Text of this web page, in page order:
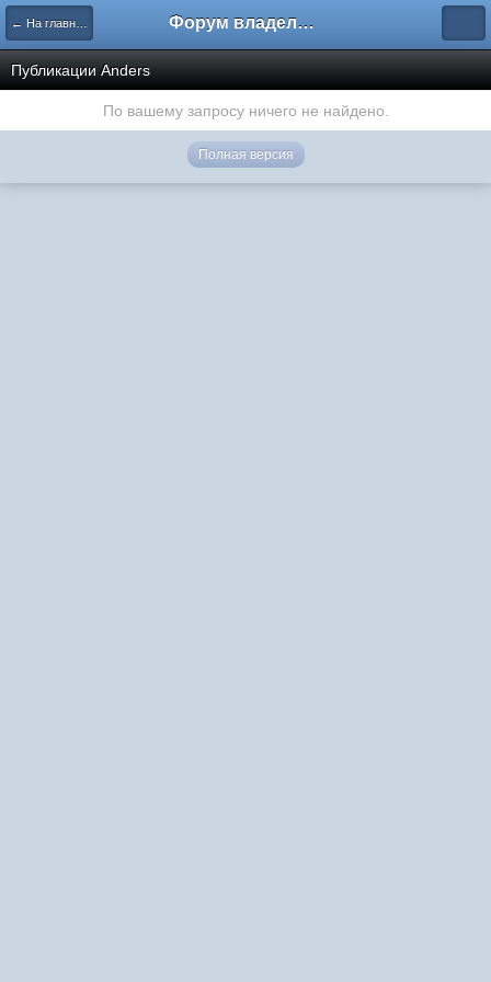
← На главную Форум владельцев интернет-магазинов
Публикации Anders
По вашему запросу ничего не найдено.
Полная версия